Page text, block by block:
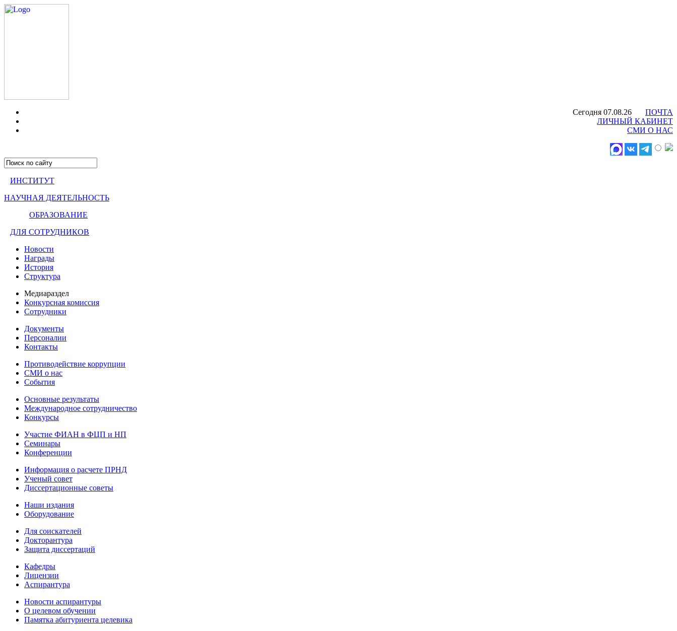
Сегодня 07.08.26
ПОЧТА
ЛИЧНЫЙ КАБИНЕТ
СМИ О НАС
ИНСТИТУТ
НАУЧНАЯ ДЕЯТЕЛЬНОСТЬ
ОБРАЗОВАНИЕ
ДЛЯ СОТРУДНИКОВ
Новости
Награды
История
Структура
Медиараздел
Конкурсная комиссия
Сотрудники
Документы
Персоналии
Контакты
Противодействие коррупции
СМИ о нас
События
Основные результаты
Международное сотрудничество
Конкурсы
Участие ФИАН в ФЦП и НП
Семинары
Конференции
Информация о расчете ПРНД
Ученый совет
Диссертационные советы
Наши издания
Оборудование
Для соискателей
Докторантура
Защита диссертаций
Кафедры
Лицензии
Аспирантура
Новости аспирантуры
О целевом обучении
Памятка абитуриента целевика